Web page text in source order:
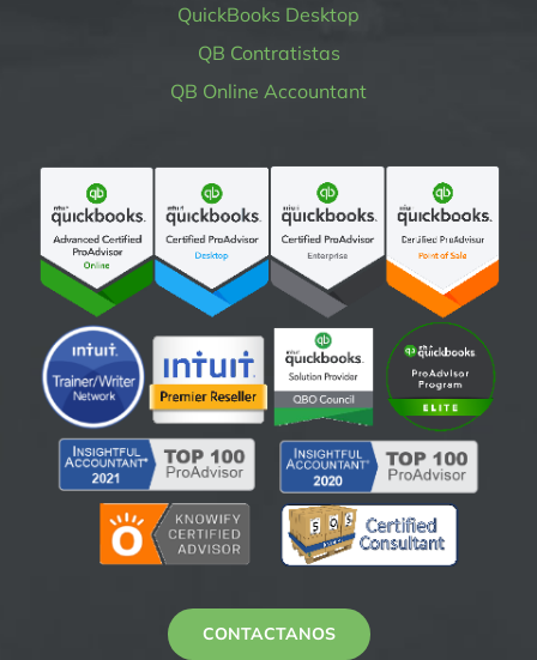
QuickBooks Desktop
QB Contratistas
QB Online Accountant
CONTACTANOS